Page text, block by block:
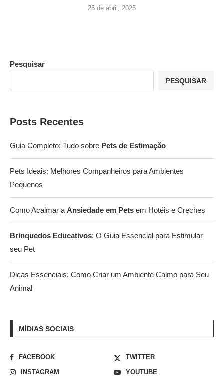
25 de abril, 2025
Pesquisar
PESQUISAR
Posts Recentes
Guia Completo: Tudo sobre Pets de Estimação
Pets Ideais: Melhores Companheiros para Ambientes
Pequenos
Como Acalmar a Ansiedade em Pets em Hotéis e Creches
Brinquedos Educativos: O Guia Essencial para Estimular
seu Pet
Dicas Essenciais: Como Criar um Ambiente Calmo para Seu
Animal
MÍDIAS SOCIAIS
FACEBOOK
TWITTER
INSTAGRAM
YOUTUBE